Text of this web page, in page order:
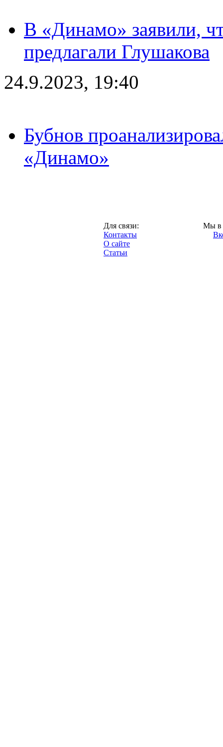
В «Динамо» заявили,
предлагали Глушакова
24.9.2023, 19:40
Бубнов
«Динамо»
Для связи:
Контакты
О сайте
Статьи
Мы в